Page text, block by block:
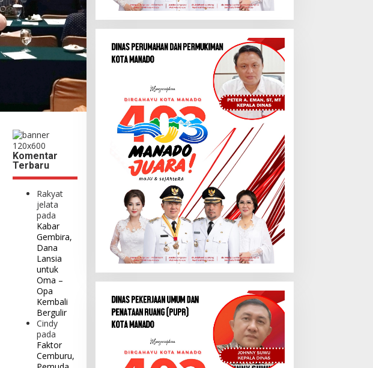
Komentar
Terbaru
Rakyat
jelata
pada
Kabar
Gembira,
Dana
Lansia
untuk
Oma –
Opa
Kembali
Bergulir
Cindy
pada
Faktor
Cemburu,